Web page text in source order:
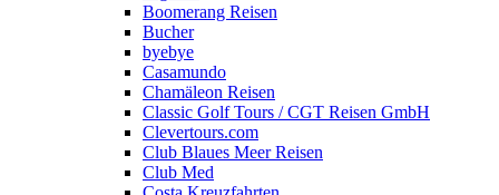
Boomerang Reisen
Bucher
byebye
Casamundo
Chamäleon Reisen
Classic Golf Tours / CGT Reisen GmbH
Clevertours.com
Club Blaues Meer Reisen
Club Med